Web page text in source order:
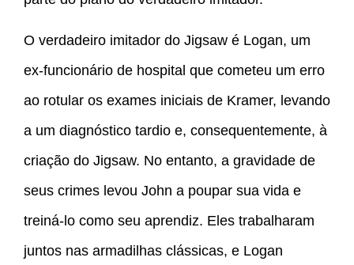
O verdadeiro imitador do Jigsaw é Logan, um
ex-funcionário de hospital que cometeu um erro
ao rotular os exames iniciais de Kramer, levando
a um diagnóstico tardio e, consequentemente, à
criação do Jigsaw. No entanto, a gravidade de
seus crimes levou John a poupar sua vida e
treiná-lo como seu aprendiz. Eles trabalharam
juntos nas armadilhas clássicas, e Logan